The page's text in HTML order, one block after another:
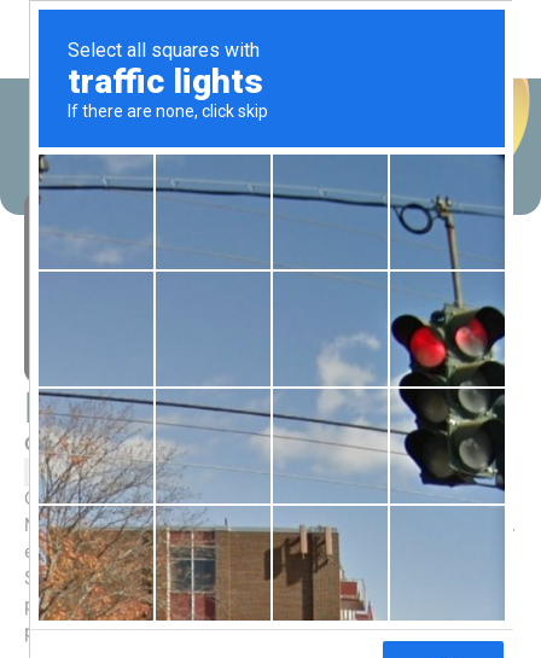
Fabiana Mello
Coach e Facilitadora Internacional
fabiana-mello
Graduada em Processamento deDados pela FATEC,
MBA emeBusiness pela FGV e OhioUniversity, Pós-MBA
emEmpreendedorismo e Inovaçãocom extensão em
StanfordUniversity, mestre em Engenhariade Software
pelo IPT – USP, pósgraduada em MindfulnessFuncional
pela FATEC PR.